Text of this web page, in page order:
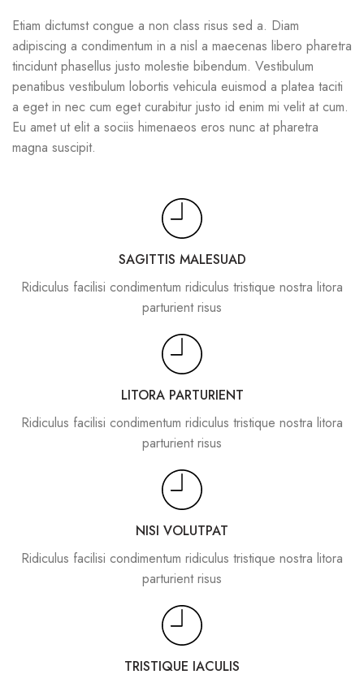
Etiam dictumst congue a non class risus sed a. Diam
adipiscing a condimentum in a nisl a maecenas libero pharetra
tincidunt phasellus justo molestie bibendum. Vestibulum
penatibus vestibulum lobortis vehicula euismod a platea taciti
a eget in nec cum eget curabitur justo id enim mi velit at cum.
Eu amet ut elit a sociis himenaeos eros nunc at pharetra
magna suscipit.
SAGITTIS MALESUAD
Ridiculus facilisi condimentum ridiculus tristique nostra litora
parturient risus
LITORA PARTURIENT
Ridiculus facilisi condimentum ridiculus tristique nostra litora
parturient risus
NISI VOLUTPAT
Ridiculus facilisi condimentum ridiculus tristique nostra litora
parturient risus
TRISTIQUE IACULIS